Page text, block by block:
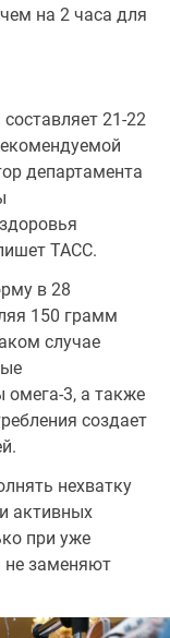
на 2 часа для
21-22
департамента
ТАСС.
в 28
150 грамм
случае
3, а также
создает
нехватку
активных
при уже
не заменяют